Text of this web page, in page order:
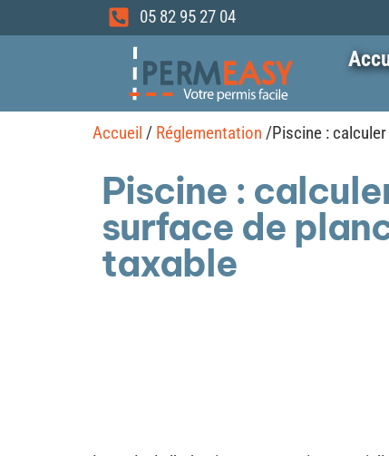
05 82 95 27 04
Accueil / Réglementation /Piscine :
Piscine :
surface de
taxable